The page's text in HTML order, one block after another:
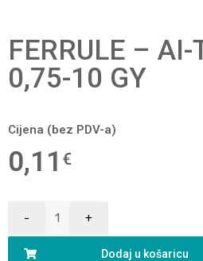
FERRULE –
0,75-10 GY
Cijena (bez PDV-a)
0,11 €
Dodaj u košaricu